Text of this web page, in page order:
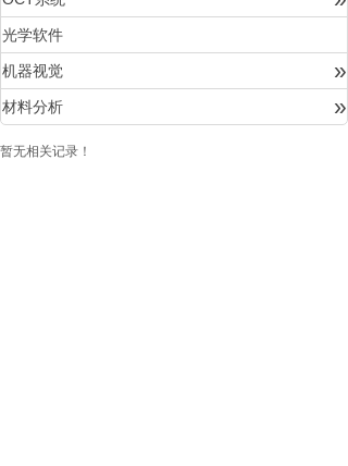
光学软件
机器视觉 »
材料分析 »
暂无相关记录！